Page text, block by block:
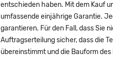
entschieden haben. Mit dem Kauf
umfassende einjährige Garantie.
garantieren. Für den Fall, dass Sie
Auftragserteilung sicher, dass die
übereinstimmt und die Bauform